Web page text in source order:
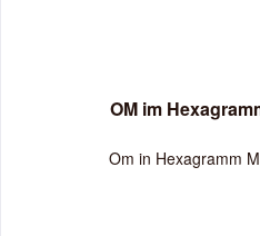
OM im
Om in Hexagramm